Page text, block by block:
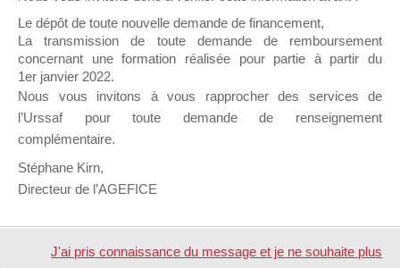
QUID DE LA MDD 2024 ?
Auteur Messages
Le dépôt de toute nouvelle demande de financement,
La transmission de toute demande de remboursement
concernant une formation réalisée pour partie à partir du
1er janvier 2022.
Nous vous invitons à vous rapprocher des services de
l’Urssaf pour toute demande de renseignement
complémentaire.
Stéphane Kirn,
Directeur de l’AGEFICE
J'ai pris connaissance du message et je ne souhaite plus